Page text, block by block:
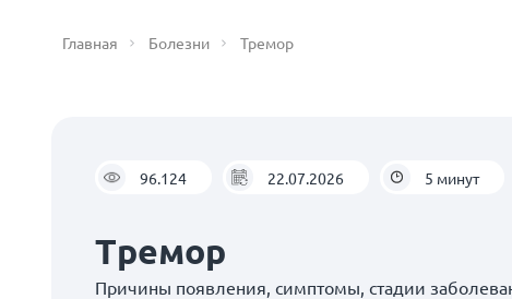
Главная Болезни Тремор
96.124 22.07.2026 5 минут
Тремор
Причины появления, симптомы, стадии